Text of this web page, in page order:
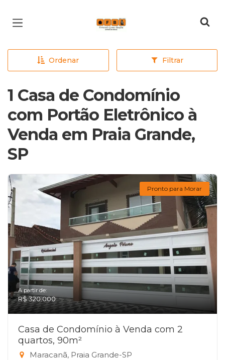
Página inicial
Ordenar Filtrar
1 Casa de Condomínio
com Portão Eletrônico à
Venda em Praia Grande,
SP
Pronto para Morar
A partir de:
R$ 320.000
Casa de Condomínio à Venda com 2
quartos, 90m²
Maracanã, Praia Grande-SP